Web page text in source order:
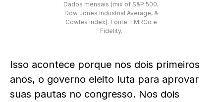
Dados mensais (mix of S&P 500,
Dow Jones Industrial Average, &
Cowles index). Fonte: FMRCo e
Fidelity.
Isso acontece porque nos dois primeiros
anos, o governo eleito luta para aprovar
suas pautas no congresso. Nos dois